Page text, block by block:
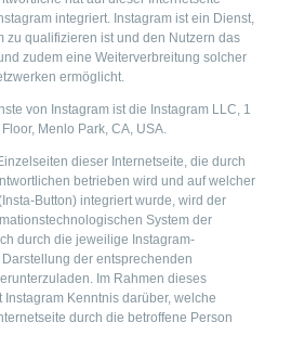
integriert. Instagram ist ein Dienst,
zu qualifizieren ist und den Nutzern das
zudem eine Weiterverbreitung solcher
ermöglicht.
von Instagram ist die Instagram LLC, 1
Menlo Park, CA, USA.
dieser Internetseite, die durch
betrieben wird und auf welcher
Button) integriert wurde, wird der
System der
durch die jeweilige Instagram-
der entsprechenden
Im Rahmen dieses
Kenntnis darüber, welche
durch die betroffene Person